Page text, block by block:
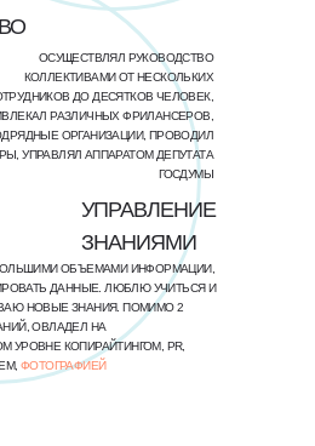
ОСУЩЕСТВЛЯЛ РУКОВОДСТВО
КОЛЛЕКТИВАМИ ОТ НЕСКОЛЬКИХ
ДО ДЕСЯТКОВ ЧЕЛОВЕК,
РАЗЛИЧНЫХ ФРИЛАНСЕРОВ,
ОРГАНИЗАЦИИ, ПРОВОДИЛ
УПРАВЛЯЛ АППАРАТОМ ДЕПУТАТА
ГОСДУМЫ
УПРАВЛЕНИЕ
ЗНАНИЯМИ
ОБЪЕМАМИ ИНФОРМАЦИИ,
ДАННЫЕ. ЛЮБЛЮ УЧИТЬСЯ И
НОВЫЕ ЗНАНИЯ. ПОМИМО 2
ОВЛАДЕЛ НА
УРОВНЕ КОПИРАЙТИНГОМ, PR,
ФОТОГРАФИЕЙ